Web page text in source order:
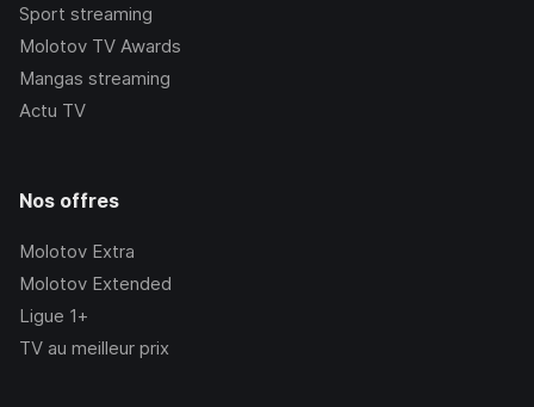
Sport streaming
Molotov TV Awards
Mangas streaming
Actu TV
Nos offres
Molotov Extra
Molotov Extended
Ligue 1+
TV au meilleur prix